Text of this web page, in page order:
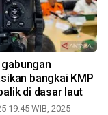
gabungan
bangkai KMP
di dasar laut
19:45 WIB, 2025